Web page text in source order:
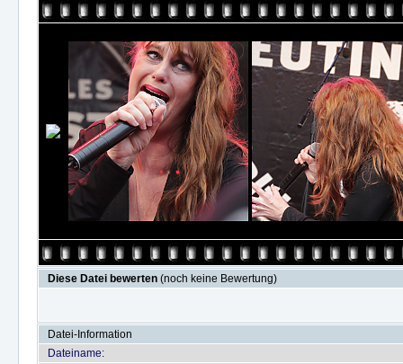
Diese Datei bewerten (noch keine Bewertung)
Datei-Information
Dateiname: